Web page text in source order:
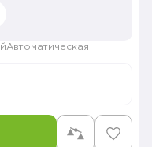
Автоматическая